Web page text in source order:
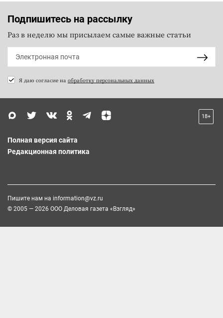
Подпишитесь на рассылку
Раз в неделю мы присылаем самые важные статьи
Я даю согласие на обработку персональных данных
18+
Полная версия сайта
Редакционная политика
Пишите нам на information@vz.ru
© 2005 — 2026 ООО Деловая газета «Взгляд»